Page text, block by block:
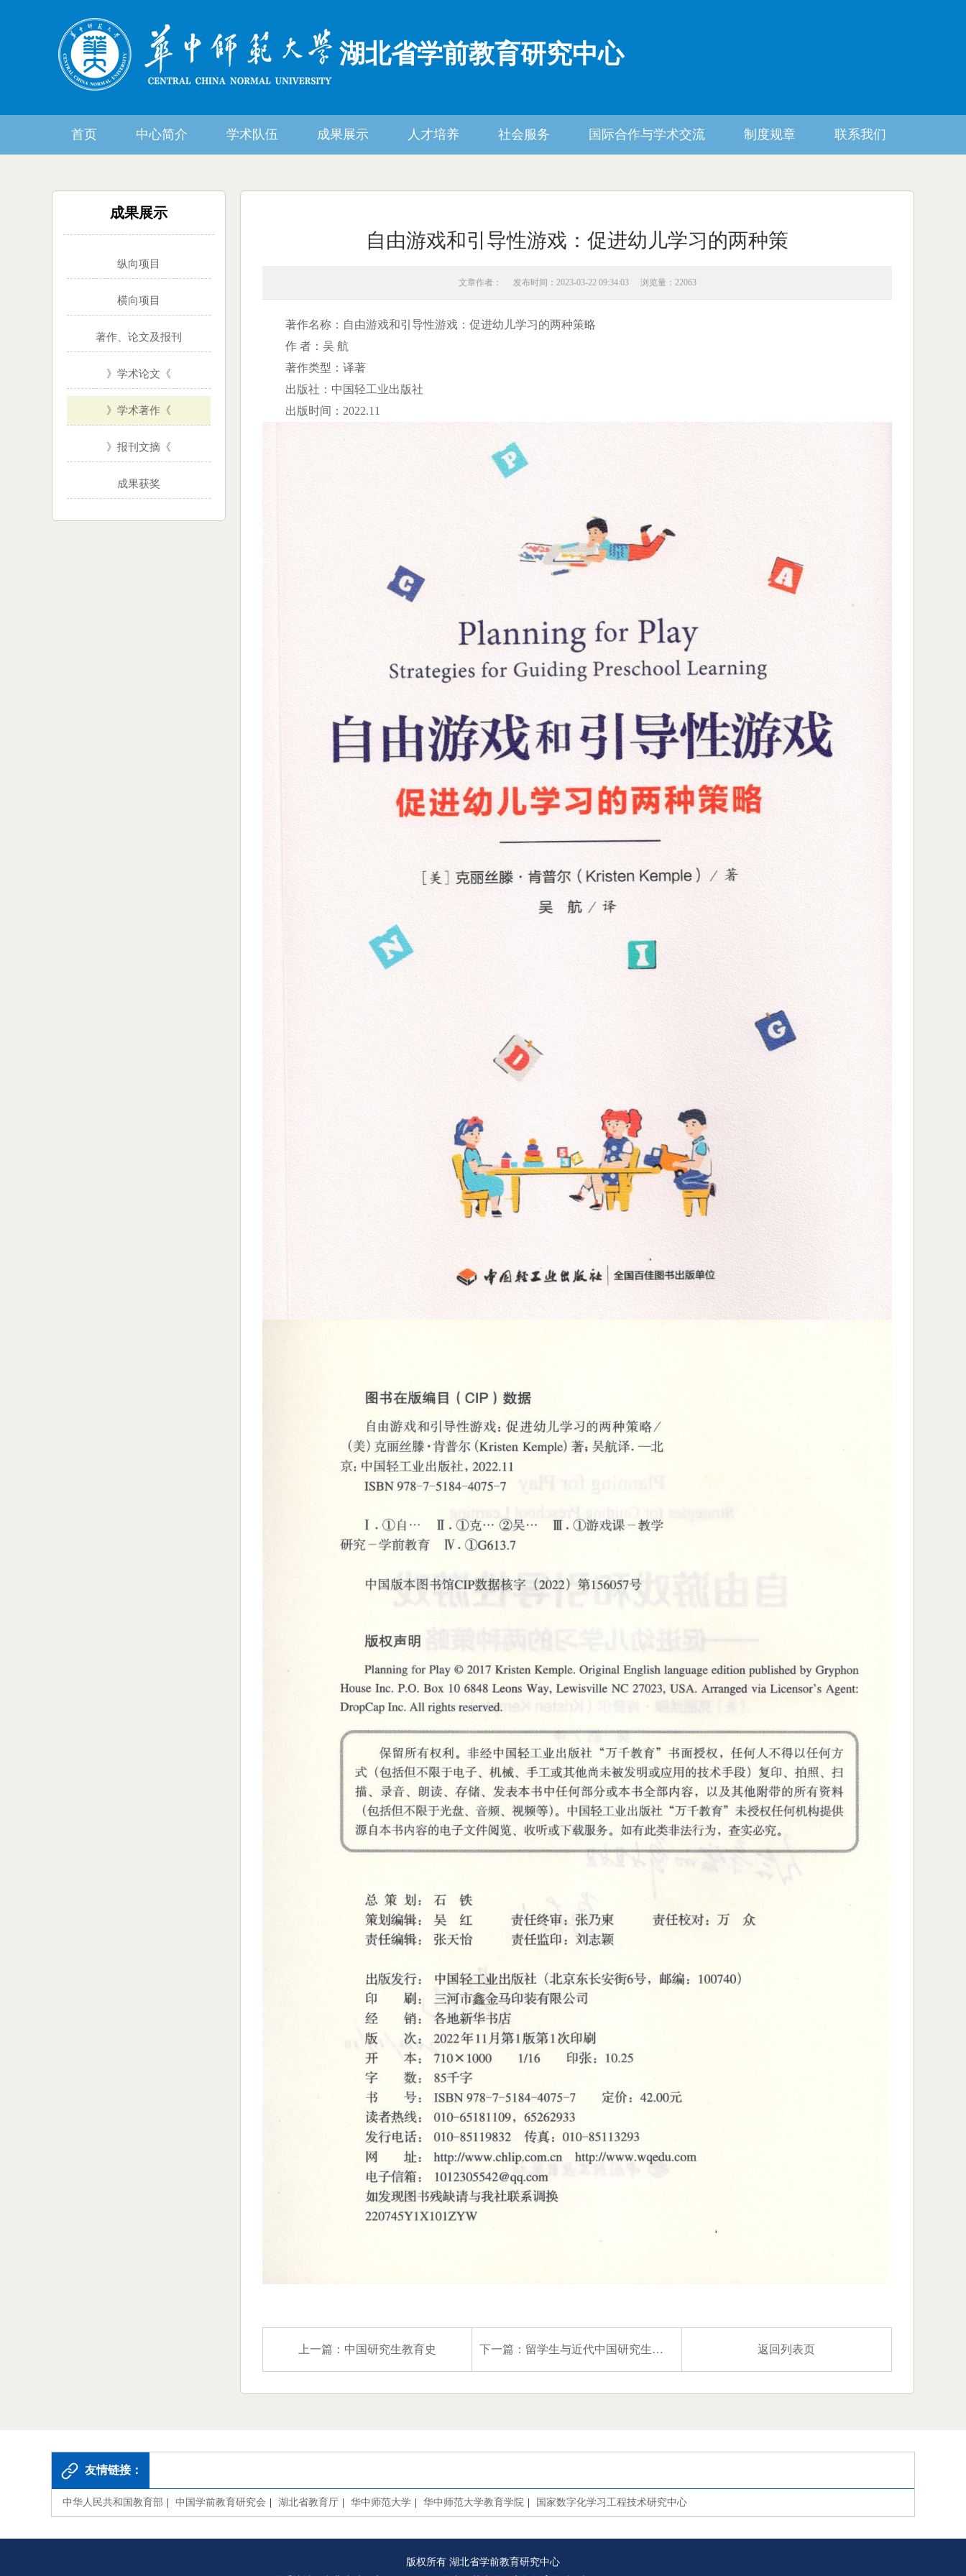
湖北省学前教育研究中心
首页 中心简介 学术队伍 成果展示 人才培养 社会服务 国际合作与学术交流 制度规章 联系我们
成果展示
纵向项目
横向项目
著作、论文及报刊
》学术论文《
》学术著作《
》报刊文摘《
成果获奖
自由游戏和引导性游戏：促进幼儿学习的两种策
文章作者： 发布时间：2023-03-22 09:34:03 浏览量：22063
著作名称：自由游戏和引导性游戏：促进幼儿学习的两种策略
作 者：吴 航
著作类型：译著
出版社：中国轻工业出版社
出版时间：2022.11
上一篇： 中国研究生教育史 下一篇： 留学生与近代中国研究生教育 返回列表页
友情链接：
中华人民共和国教育部 中国学前教育研究会 湖北省教育厅 华中师范大学 华中师范大学教育学院 国家数字化学习工程技术研究中心
版权所有 湖北省学前教育研究中心